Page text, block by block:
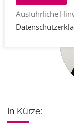
In Kürze:
Ausführliche